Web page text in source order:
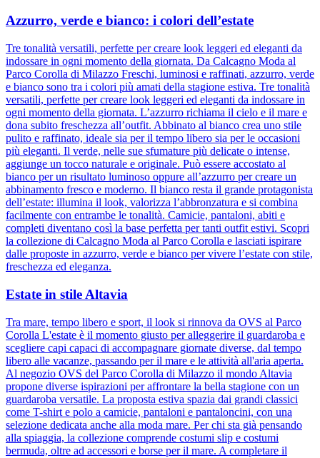
Azzurro, verde e bianco: i colori dell’estate
Tre tonalità versatili, perfette per creare look leggeri ed eleganti da
indossare in ogni momento della giornata. Da Calcagno Moda al
Parco Corolla di Milazzo Freschi, luminosi e raffinati, azzurro, verde
e bianco sono tra i colori più amati della stagione estiva. Tre tonalità
versatili, perfette per creare look leggeri ed eleganti da indossare in
ogni momento della giornata. L’azzurro richiama il cielo e il mare e
dona subito freschezza all’outfit. Abbinato al bianco crea uno stile
pulito e raffinato, ideale sia per il tempo libero sia per le occasioni
più eleganti. Il verde, nelle sue sfumature più delicate o intense,
aggiunge un tocco naturale e originale. Può essere accostato al
bianco per un risultato luminoso oppure all’azzurro per creare un
abbinamento fresco e moderno. Il bianco resta il grande protagonista
dell’estate: illumina il look, valorizza l’abbronzatura e si combina
facilmente con entrambe le tonalità. Camicie, pantaloni, abiti e
completi diventano così la base perfetta per tanti outfit estivi. Scopri
la collezione di Calcagno Moda al Parco Corolla e lasciati ispirare
dalle proposte in azzurro, verde e bianco per vivere l’estate con stile,
freschezza ed eleganza.
Estate in stile Altavia
Tra mare, tempo libero e sport, il look si rinnova da OVS al Parco
Corolla L'estate è il momento giusto per alleggerire il guardaroba e
scegliere capi capaci di accompagnare giornate diverse, dal tempo
libero alle vacanze, passando per il mare e le attività all'aria aperta.
Al negozio OVS del Parco Corolla di Milazzo il mondo Altavia
propone diverse ispirazioni per affrontare la bella stagione con un
guardaroba versatile. La proposta estiva spazia dai grandi classici
come T-shirt e polo a camicie, pantaloni e pantaloncini, con una
selezione dedicata anche alla moda mare. Per chi sta già pensando
alla spiaggia, la collezione comprende costumi slip e costumi
bermuda, oltre ad accessori e borse per il mare. A completare il